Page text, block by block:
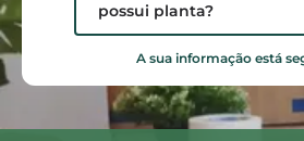
possui planta?
A sua informação está